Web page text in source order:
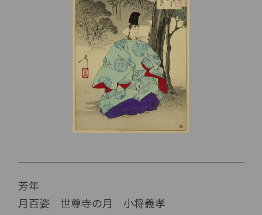
芳年
月百姿 世尊寺の月 小将義孝